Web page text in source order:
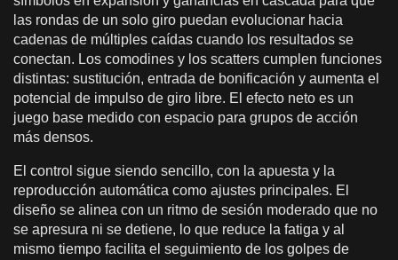
las rondas de un solo giro puedan evolucionar hacia
cadenas de múltiples caídas cuando los resultados se
conectan. Los comodines y los scatters cumplen funciones
distintas: sustitución, entrada de bonificación y aumenta el
potencial de impulso de giro libre. El efecto neto es un
juego base medido con espacio para grupos de acción
más densos.
El control sigue siendo sencillo, con la apuesta y la
reproducción automática como ajustes principales. El
diseño se alinea con un ritmo de sesión moderado que no
se apresura ni se detiene, lo que reduce la fatiga y al
mismo tiempo facilita el seguimiento de los golpes de